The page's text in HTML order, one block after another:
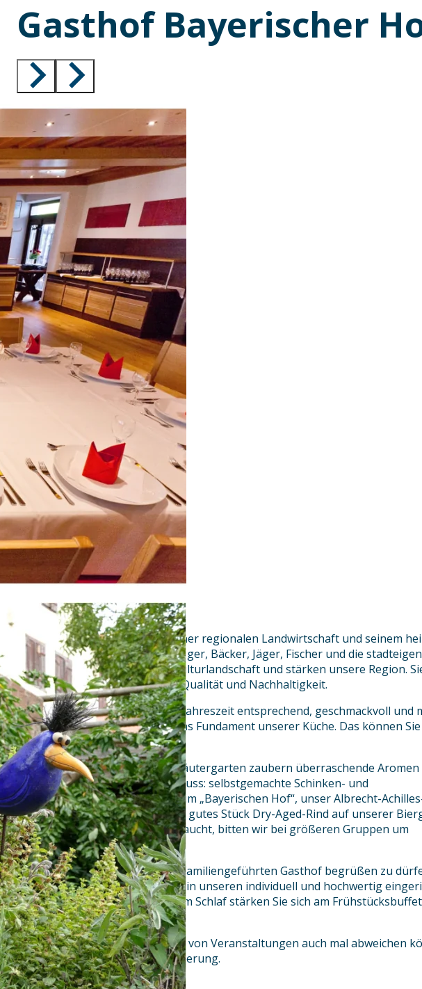
Gasthof Bayerischer
Der Bayerische Hof steht zu seiner regionalen Landwirtschaft und seinem
Handwerk. Unsere Bauern, Metzger, Bäcker, Jäger, Fischer und die
Brauerei gehören zu unserer Kulturlandschaft und stärken unsere Region.
für kurze Wege, Beständigkeit, Qualität und Nachhaltigkeit.
Diese LEBENsmittel, die wir der Jahreszeit entsprechend, geschmackvoll und
Kreativität verarbeiten, bilden das Fundament unserer Küche. Das können
schmecken und riechen.
Frische Kräuter aus unserem Kräutergarten zaubern überraschende
Ihren Teller. Der besondere Genuss: selbstgemachte Schinken- und
Wurstspezialitäten und exclusiv im „Bayerischen Hof“, unser Albrecht-
Schnitzel. Probieren Sie auch ein gutes Stück Dry-Aged-Rind auf unserer
Terrasse. Da gute Küche Zeit braucht, bitten wir bei größeren Gruppen um
telefonische Voranmeldung.
Wir freuen uns, Sie in unserem Familiengeführten Gasthof begrüßen zu
Verlängern Sie Ihren Aufenthalt in unseren individuell und hochwertig
Gästezimmern. Nach erholsamem Schlaf stärken Sie sich am
hausgemachten Köstlichkeiten.
Da die Öffnungszeiten aufgrund von Veranstaltungen auch mal abweichen
freuen wir uns über Ihre Reservierung.